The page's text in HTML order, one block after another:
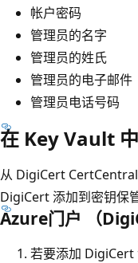
帐户密码
管理员的名字
管理员的姓氏
管理员的电子邮件
管理员电话号码
在 Key Vault
从 DigiCert
DigiCert 添加到密钥保
Azure门户 （
若要添加 DigiCert